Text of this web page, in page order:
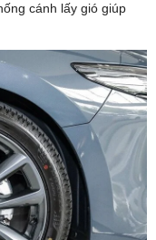
cánh lấy gió giúp